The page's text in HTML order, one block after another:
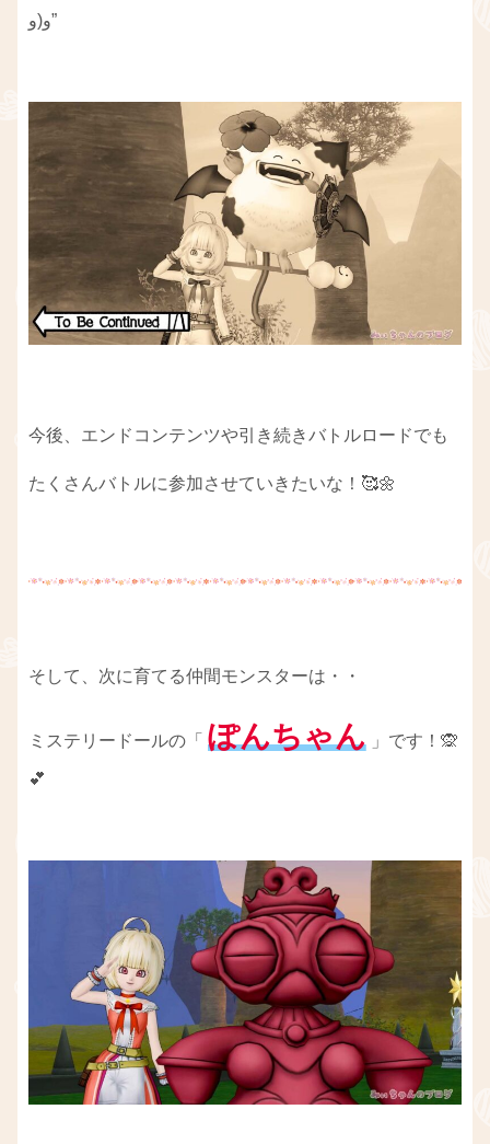
و(و”
今後、エンドコンテンツや引き続きバトルロードでも
たくさんバトルに参加させていきたいな！🥰🌼
そして、次に育てる仲間モンスターは・・
ミステリードールの「 ぽんちゃん 」です！🙊
💕